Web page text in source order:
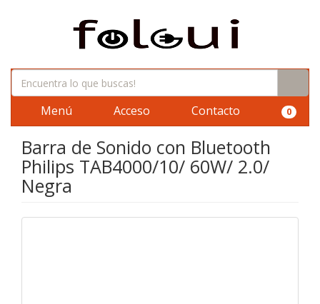
Menú Acceso Contacto 0
Barra de Sonido con Bluetooth
Philips TAB4000/10/ 60W/ 2.0/
Negra